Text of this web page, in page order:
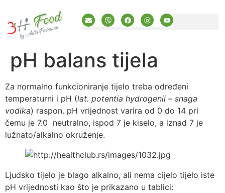
pH balans tijela
Za normalno funkcioniranje tijelo treba određeni
temperaturni i pH (lat. potentia hydrogenii – snaga
vodika) raspon. pH vrijednost varira od 0 do 14 pri
čemu je 7.0 neutralno, ispod 7 je kiselo, a iznad 7 je
lužnato/alkalno okruženje.
Ljudsko tijelo je blago alkalno, ali nema cijelo tijelo iste
pH vrijednosti kao što je prikazano u tablici: